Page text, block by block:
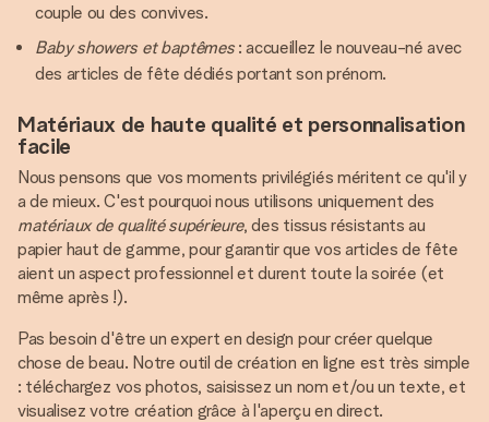
couple ou des convives.
Baby showers et baptêmes: accueillez le nouveau-né avec
des articles de fête dédiés portant son prénom.
Matériaux de haute qualité et personnalisation
facile
Nous pensons que vos moments privilégiés méritent ce qu'il y
a de mieux. C'est pourquoi nous utilisons uniquement des
matériaux de qualité supérieure, des tissus résistants au
papier haut de gamme, pour garantir que vos articles de fête
aient un aspect professionnel et durent toute la soirée (et
même après !).
Pas besoin d'être un expert en design pour créer quelque
chose de beau. Notre outil de création en ligne est très simple
: téléchargez vos photos, saisissez un nom et/ou un texte, et
visualisez votre création grâce à l'aperçu en direct.